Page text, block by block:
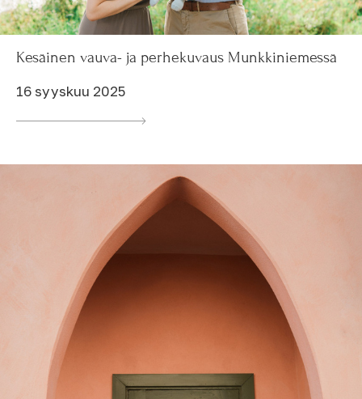
Kesäinen vauva- ja perhekuvaus Munkkiniemessä
16 syyskuu 2025